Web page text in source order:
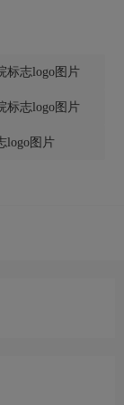
标志logo图片
标志logo图片
logo图片